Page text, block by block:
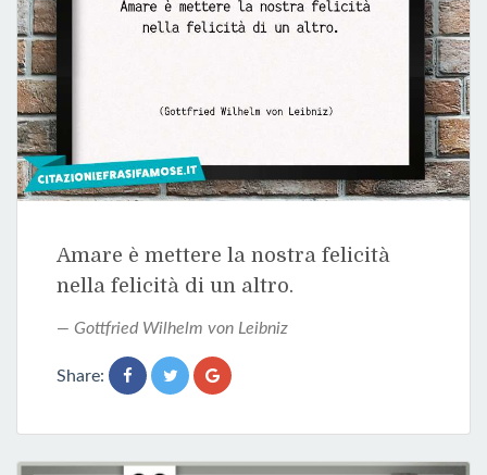
Amare è mettere la nostra felicità
nella felicità di un altro.
Gottfried Wilhelm von Leibniz
Share: